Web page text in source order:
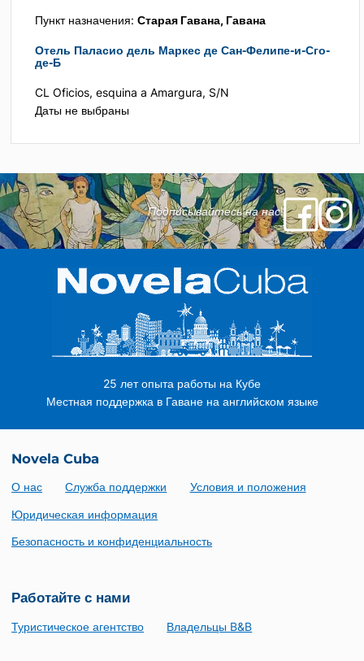
Пункт назначения: Старая Гавана, Гавана
Отель Паласио дель Маркес де Сан-Фелипе-и-Сго-
де-Б
CL Oficios, esquina a Amargura, S/N
Даты не выбраны
Подписывайтесь на нас!
25 лет опыта работы на Кубе
Местная поддержка в Гаване на английском языке
Novela Cuba
О нас Служба поддержки
Условия и положения
Юридическая информация
Безопасность и конфиденциальность
Работайте с нами
Туристическое агентство Владельцы B&B